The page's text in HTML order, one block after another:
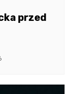
przed